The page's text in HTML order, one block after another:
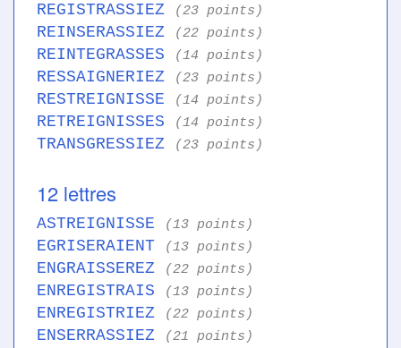
REGISTRASSIEZ (23 points)
REINSERASSIEZ (22 points)
REINTEGRASSES (14 points)
RESSAIGNERIEZ (23 points)
RESTREIGNISSE (14 points)
RETREIGNISSES (14 points)
TRANSGRESSIEZ (23 points)
12 lettres
ASTREIGNISSE (13 points)
EGRISERAIENT (13 points)
ENGRAISSEREZ (22 points)
ENREGISTRAIS (13 points)
ENREGISTRIEZ (22 points)
ENSERRASSIEZ (21 points)